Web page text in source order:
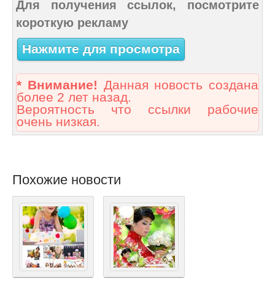
Для получения ссылок, посмотрите
короткую рекламу
Нажмите для просмотра
* Внимание! Данная новость создана
более 2 лет назад.
Вероятность что ссылки рабочие
очень низкая.
Похожие новости